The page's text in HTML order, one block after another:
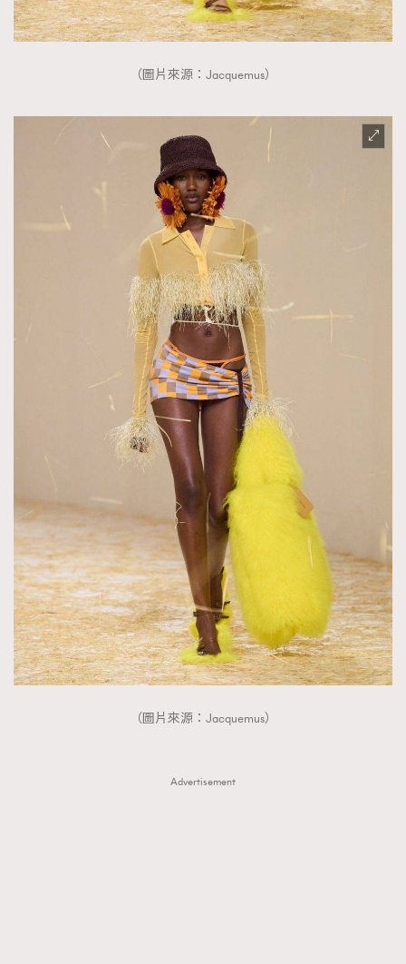
（圖片來源：Jacquemus）
（圖片來源：Jacquemus）
Advertisement